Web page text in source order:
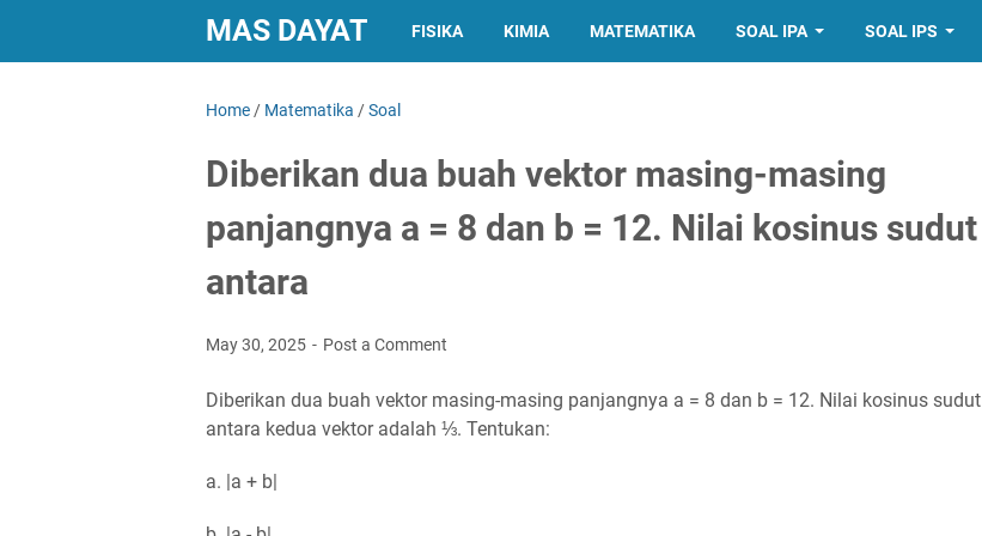
MAS DAYAT FISIKA KIMIA MATEMATIKA SOAL IPA SOAL IPS
Home / Matematika /Soal
Diberikan dua buah vektor masing-masing
panjangnya a = 8 dan b = 12. Nilai kosinus sudut
antara
May 30, 2025 Post a Comment
Diberikan dua buah vektor masing-masing panjangnya a = 8 dan b = 12. Nilai kosinus sudut
antara kedua vektor adalah ⅓. Tentukan:
a. |a + b|